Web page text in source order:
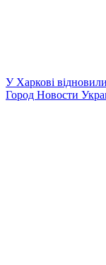
У Харкові
Город Новости